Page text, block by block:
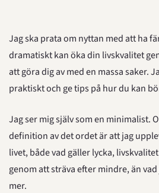
Jag ska prata om nyttan med att ha
dramatiskt kan öka din livskvalitet
att göra dig av med en massa saker.
praktiskt och ge tips på hur du kan
Jag ser mig själv som en minimalist.
definition av det ordet är att jag
livet, både vad gäller lycka,
genom att sträva efter mindre, än
mer.